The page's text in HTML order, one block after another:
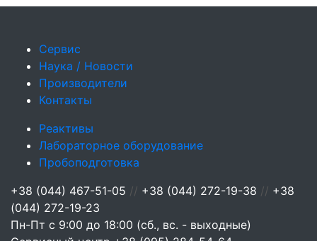
Сервис
Наука / Новости
Производители
Контакты
Реактивы
Лабораторное оборудование
Пробоподготовка
+38 (044) 467-51-05 // +38 (044) 272-19-38 // +38
(044) 272-19-23
Пн-Пт с 9:00 до 18:00 (сб., вс. - выходные)